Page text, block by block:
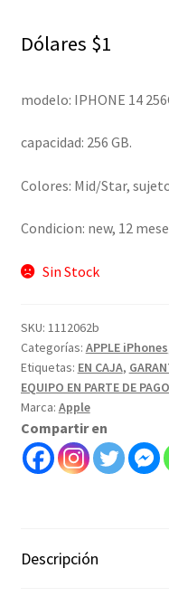
Dólares $1
modelo: IPHONE 14
capacidad: 256 GB.
Colores: Mid/Star,
Condicion: new, 12
Sin Stock
SKU: 1112062b
Categorías: APPLE iPhones
Etiquetas: EN CAJA,
EQUIPO EN PARTE DE PAGO
Marca: Apple
Compartir en
Descripción